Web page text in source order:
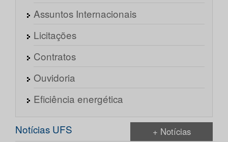
Assuntos Internacionais
Licitações
Contratos
Ouvidoria
Eficiência energética
Notícias UFS + Notícias